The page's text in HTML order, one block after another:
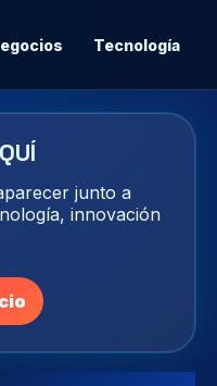
Tecnología
junto a
innovación